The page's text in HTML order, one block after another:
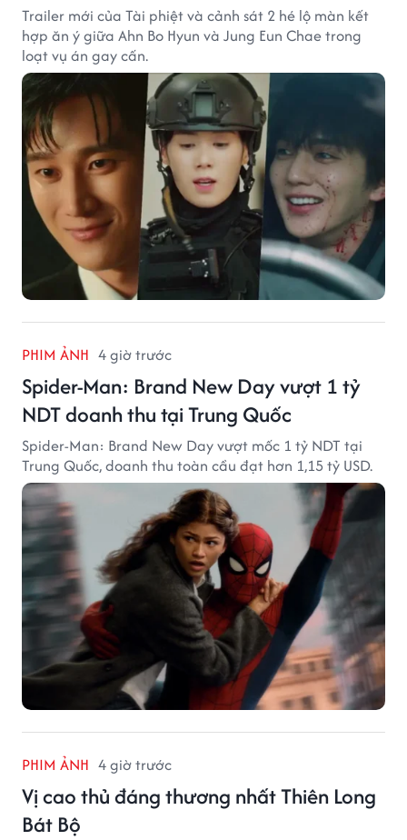
Trailer mới của Tài phiệt và cảnh sát 2 hé lộ màn kết
hợp ăn ý giữa Ahn Bo Hyun và Jung Eun Chae trong
loạt vụ án gay cấn.
PHIM ẢNH 4 giờ trước
Spider-Man: Brand New Day vượt 1 tỷ
NDT doanh thu tại Trung Quốc
Spider-Man: Brand New Day vượt mốc 1 tỷ NDT tại
Trung Quốc, doanh thu toàn cầu đạt hơn 1,15 tỷ USD.
PHIM ẢNH 4 giờ trước
Vị cao thủ đáng thương nhất Thiên Long
Bát Bộ